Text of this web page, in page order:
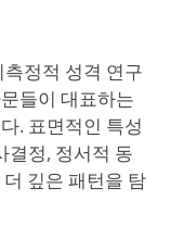
정적 성격 연구
들이 대표하는
. 표면적인 특성
결정, 정서적 동
깊은 패턴을 탐